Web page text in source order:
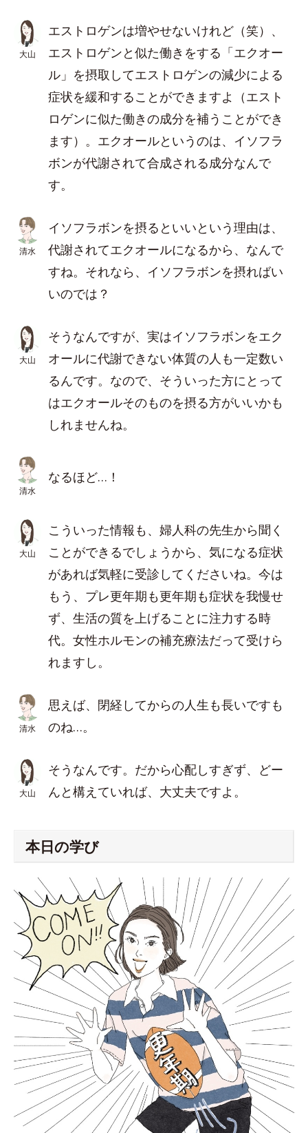
大山
エストロゲンは増やせないけれど（笑）、
エストロゲンと似た働きをする「エクオー
ル」を摂取してエストロゲンの減少による
症状を緩和することができますよ（エスト
ロゲンに似た働きの成分を補うことができ
ます）。エクオールというのは、イソフラ
ボンが代謝されて合成される成分なんで
す。
清水
イソフラボンを摂るといいという理由は、
代謝されてエクオールになるから、なんで
すね。それなら、イソフラボンを摂ればい
いのでは？
大山
そうなんですが、実はイソフラボンをエク
オールに代謝できない体質の人も一定数い
るんです。なので、そういった方にとって
はエクオールそのものを摂る方がいいかも
しれませんね。
清水
なるほど…！
大山
こういった情報も、婦人科の先生から聞く
ことができるでしょうから、気になる症状
があれば気軽に受診してくださいね。今は
もう、プレ更年期も更年期も症状を我慢せ
ず、生活の質を上げることに注力する時
代。女性ホルモンの補充療法だって受けら
れますし。
清水
思えば、閉経してからの人生も長いですも
のね…。
大山
そうなんです。だから心配しすぎず、どー
んと構えていれば、大丈夫ですよ。
本日の学び